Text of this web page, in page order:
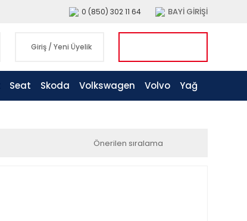
0 (850) 302 11 64 BAYİ GİRİŞİ
Giriş / Yeni Üyelik
Seat Skoda Volkswagen Volvo Yağ